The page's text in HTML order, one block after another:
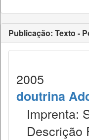
Publicação: Texto -
2005
doutrina
Imprenta:
Descrição